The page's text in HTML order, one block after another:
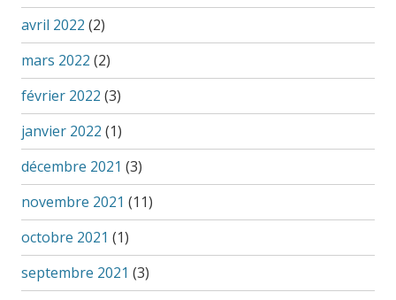
avril 2022 (2)
mars 2022 (2)
février 2022 (3)
janvier 2022 (1)
décembre 2021 (3)
novembre 2021 (11)
octobre 2021 (1)
septembre 2021 (3)